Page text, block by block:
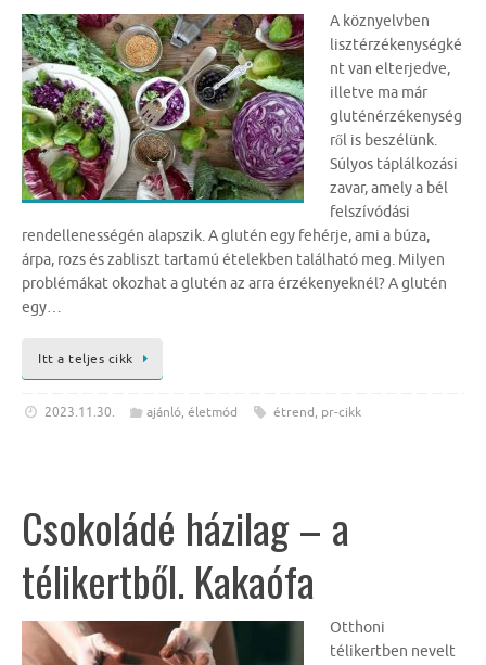
A köznyelvben
lisztérzékenységké
nt van elterjedve,
illetve ma már
gluténérzékenység
ről is beszélünk.
Súlyos táplálkozási
zavar, amely a bél
felszívódási
rendellenességén alapszik. A glutén egy fehérje, ami a búza,
árpa, rozs és zabliszt tartamú ételekben található meg. Milyen
problémákat okozhat a glutén az arra érzékenyeknél? A glutén
egy…
Itt a teljes cikk
2023.11.30. ajánló,életmód étrend, pr-cikk
Csokoládé házilag – a
télikertből. Kakaófa
Otthoni
télikertben nevelt